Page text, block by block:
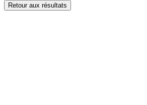
Retour aux résultats